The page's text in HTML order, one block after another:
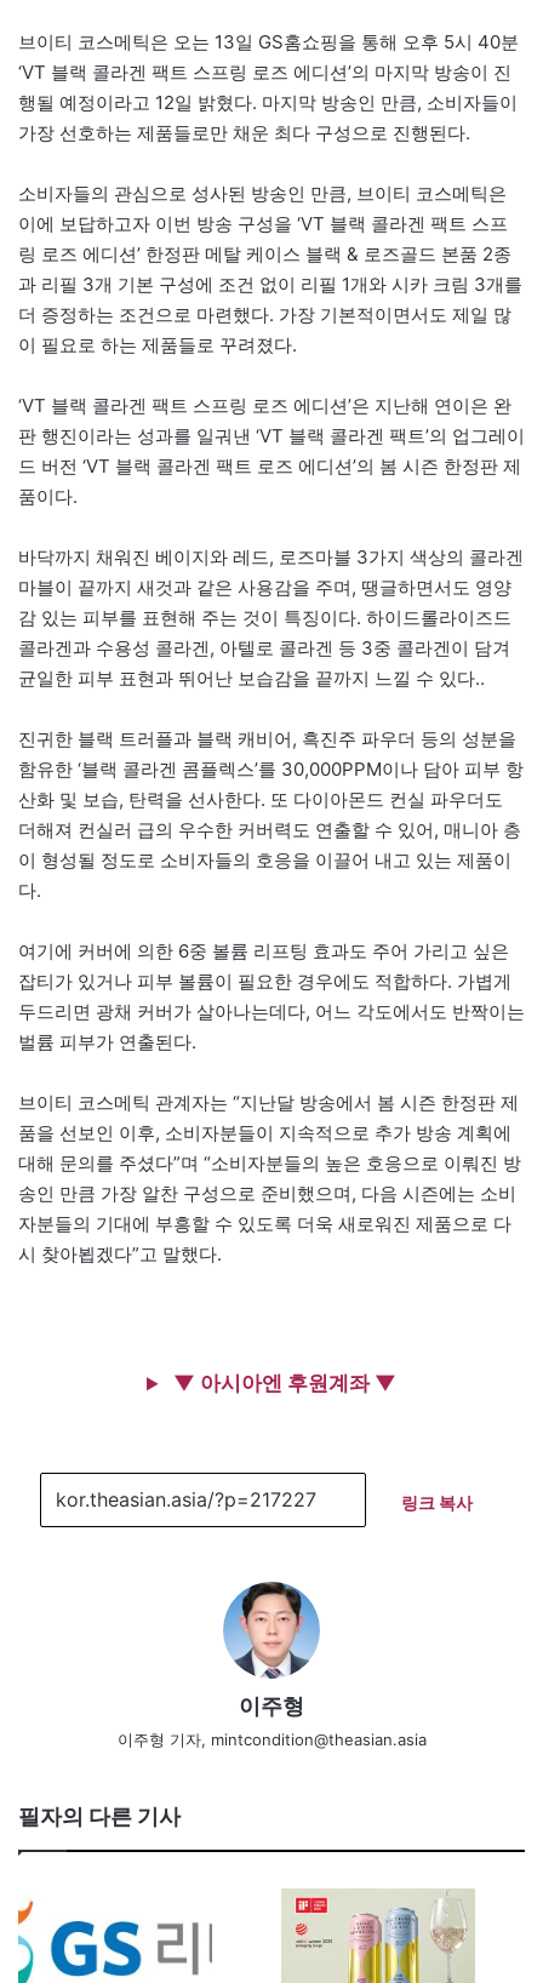
브이티 코스메틱은 오는 13일 GS홈쇼핑을 통해 오후 5시 40분
‘VT 블랙 콜라겐 팩트 스프링 로즈 에디션’의 마지막 방송이 진
행될 예정이라고 12일 밝혔다. 마지막 방송인 만큼, 소비자들이
가장 선호하는 제품들로만 채운 최다 구성으로 진행된다.
소비자들의 관심으로 성사된 방송인 만큼, 브이티 코스메틱은
이에 보답하고자 이번 방송 구성을 ‘VT 블랙 콜라겐 팩트 스프
링 로즈 에디션’ 한정판 메탈 케이스 블랙 & 로즈골드 본품 2종
과 리필 3개 기본 구성에 조건 없이 리필 1개와 시카 크림 3개를
더 증정하는 조건으로 마련했다. 가장 기본적이면서도 제일 많
이 필요로 하는 제품들로 꾸려졌다.
‘VT 블랙 콜라겐 팩트 스프링 로즈 에디션’은 지난해 연이은 완
판 행진이라는 성과를 일궈낸 ‘VT 블랙 콜라겐 팩트’의 업그레이
드 버전 ‘VT 블랙 콜라겐 팩트 로즈 에디션’의 봄 시즌 한정판 제
품이다.
바닥까지 채워진 베이지와 레드, 로즈마블 3가지 색상의 콜라겐
마블이 끝까지 새것과 같은 사용감을 주며, 땡글하면서도 영양
감 있는 피부를 표현해 주는 것이 특징이다. 하이드롤라이즈드
콜라겐과 수용성 콜라겐, 아텔로 콜라겐 등 3중 콜라겐이 담겨
균일한 피부 표현과 뛰어난 보습감을 끝까지 느낄 수 있다..
진귀한 블랙 트러플과 블랙 캐비어, 흑진주 파우더 등의 성분을
함유한 ‘블랙 콜라겐 콤플렉스’를 30,000PPM이나 담아 피부 항
산화 및 보습, 탄력을 선사한다. 또 다이아몬드 컨실 파우더도
더해져 컨실러 급의 우수한 커버력도 연출할 수 있어, 매니아 층
이 형성될 정도로 소비자들의 호응을 이끌어 내고 있는 제품이
다.
여기에 커버에 의한 6중 볼륨 리프팅 효과도 주어 가리고 싶은
잡티가 있거나 피부 볼륨이 필요한 경우에도 적합하다. 가볍게
두드리면 광채 커버가 살아나는데다, 어느 각도에서도 반짝이는
벌륨 피부가 연출된다.
브이티 코스메틱 관계자는 “지난달 방송에서 봄 시즌 한정판 제
품을 선보인 이후, 소비자분들이 지속적으로 추가 방송 계획에
대해 문의를 주셨다”며 “소비자분들의 높은 호응으로 이뤄진 방
송인 만큼 가장 알찬 구성으로 준비했으며, 다음 시즌에는 소비
자분들의 기대에 부흥할 수 있도록 더욱 새로워진 제품으로 다
시 찾아뵙겠다”고 말했다.
▼ 아시아엔 후원계좌 ▼
링크 복사
이주형
이주형 기자, mintcondition@theasian.asia
필자의 다른 기사